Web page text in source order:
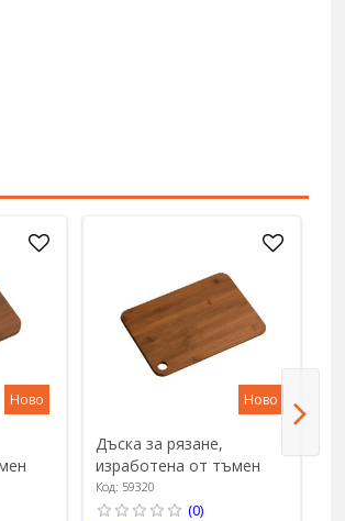
Ново Ново
Дъска за рязане,
изработена от тъмен
бамбук, 28 x 18,5 см,
дебелина 1 см - Kesper
Код: 59320
(0)